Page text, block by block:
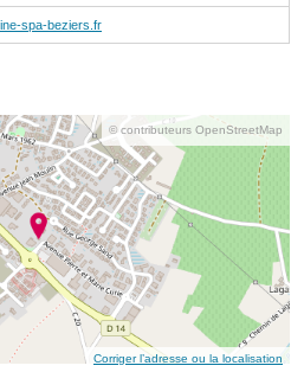
spa-beziers.fr
© contributeurs OpenStreetMap
Corriger l’adresse ou la localisation